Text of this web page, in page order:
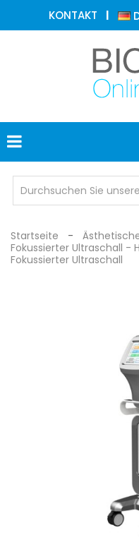
KONTAKT
ÄSTHETISCHE
MEDIZIN
DERMATOLOGIE
MEDIZINISCH
INDIVIDUEL
SCHUTZ
Startseite
Fokussierter Ultraschall -
Fokussierter Ultraschall